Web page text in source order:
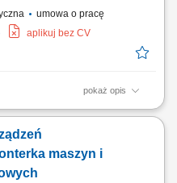
umowa o pracę
aplikuj bez CV
pokaż opis
uszkodzonych elementów
bieżąca kontrola stanu
pracy, uruchamianie
maszyn i